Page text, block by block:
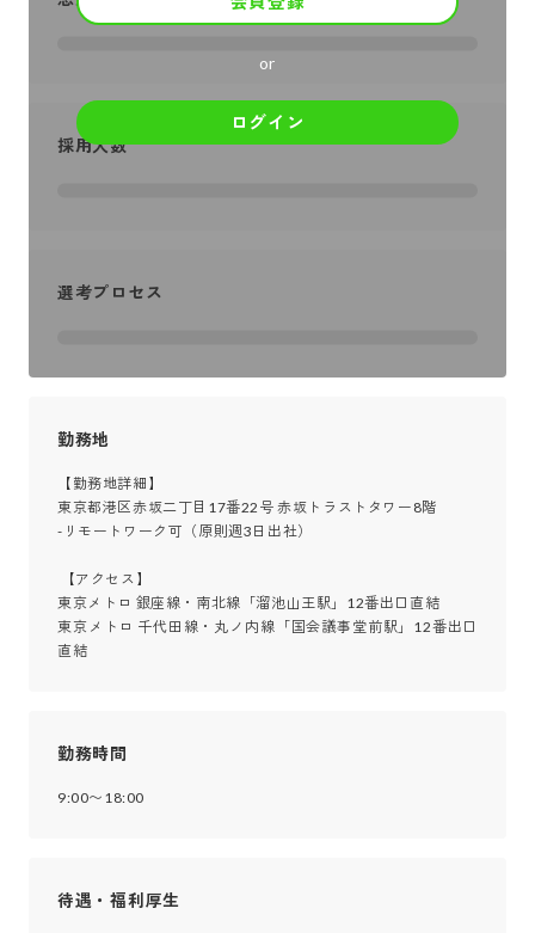
or
ログイン
採用人数
選考プロセス
勤務地
【勤務地詳細】
東京都港区赤坂二丁目17番22号 赤坂トラストタワー8階
-リモートワーク可（原則週3日出社）
東京メトロ 銀座線・南北線「溜池山王駅」12番出口直結
東京メトロ 千代田線・丸ノ内線「国会議事堂前駅」12番出口
直結
勤務時間
9:00〜18:00
待遇・福利厚生